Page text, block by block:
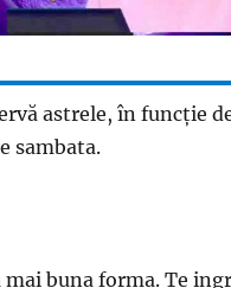
astrele, în funcţie
sambata.
mai buna forma. Te